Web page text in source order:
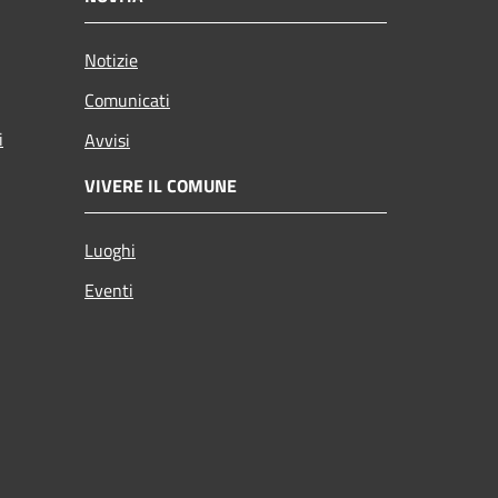
Notizie
Comunicati
Avvisi
VIVERE IL COMUNE
Luoghi
Eventi